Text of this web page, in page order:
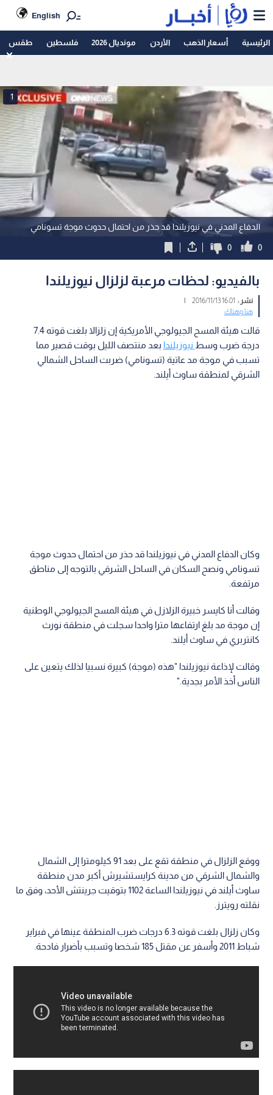
English
الرئيسية أسعار الذهب الأردن مونديال 2026 فلسطين طقس
الدفاع المدني في نيوزيلندا قد حذر من احتمال حدوث موجة تسونامي
1
0
0
بالفيديو: لحظات مرعبة لزلزال نيوزيلندا
نشر : 16:01 2016/11/13
|
هنا وهناك
قالت هيئة المسح الجيولوجي الأمريكية إن زلزالا بلغت قوته 7.4
درجة ضرب وسط نيوزيلندا بعد منتصف الليل بوقت قصير مما
تسبب في موجة مد عاتية (تسونامي) ضربت الساحل الشمالي
الشرقي لمنطقة ساوث أيلند.
وكان الدفاع المدني في نيوزيلندا قد حذر من احتمال حدوث موجة
تسونامي ونصح السكان في الساحل الشرقي بالتوجه إلى مناطق
مرتفعة.
وقالت أنا كايسر خبيرة الزلازل في هيئة المسح الجيولوجي الوطنية
إن موجة مد بلغ ارتفاعها مترا واحدا سجلت في منطقة نورث
كانتربري في ساوث أيلند.
وقالت لإذاعة نيوزيلندا "هذه (موجة) كبيرة نسبيا لذلك يتعين على
الناس أخذ الأمر بجدية."
ووقع الزلزال في منطقة تقع على بعد 91 كيلومترا إلى الشمال
والشمال الشرقي من مدينة كرايستشيرش أكبر مدن منطقة
ساوث أيلند في نيوزيلندا الساعة 1102 بتوقيت جرينتش الأحد، وفق ما
نقلته رويترز.
وكان زلزال بلغت قوته 6.3 درجات ضرب المنطقة عينها في فبراير
شباط 2011 وأسفر عن مقتل 185 شخصا وتسبب بأضرار فادحة.